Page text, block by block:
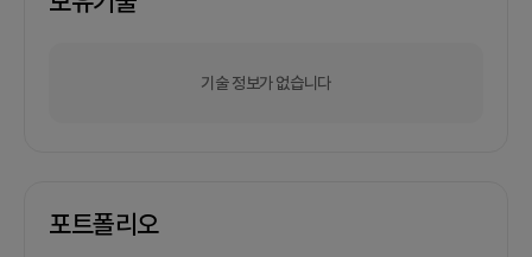
기술 정보가 없습니다
포트폴리오